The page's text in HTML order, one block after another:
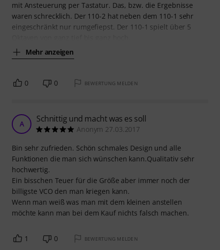
mit Ansteuerung per Tastatur. Das, bzw. die Ergebnisse
waren schrecklich. Der 110-2 hat neben dem 110-1 sehr
eingeschränkt nur rumgefiepst. Der 110-1 spielt über 5
Mehr anzeigen
0 0 BEWERTUNG MELDEN
A Schnittig und macht was es soll
Anonym 27.03.2017
Bin sehr zufrieden. Schön schmales Design und alle
Funktionen die man sich wünschen kann.Qualitativ sehr
hochwertig.
Ein bisschen Teuer für die Größe aber immer noch der
billigste VCO den man kriegen kann.
Wenn man weiß was man mit dem kleinen anstellen
möchte kann man bei dem Kauf nichts falsch machen.
1 0 BEWERTUNG MELDEN